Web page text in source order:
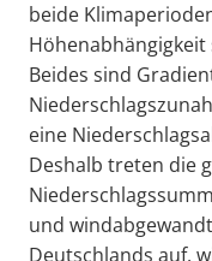
beide
Höhenabhängigkeit
Beides sind
eine
Deshalb treten die
und
Deutschlands auf,